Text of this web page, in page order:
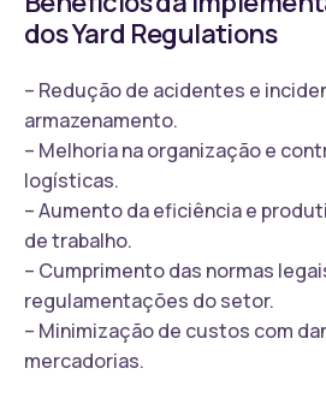
dos Yard Regulations
– Redução de acidentes e
armazenamento.
– Melhoria na organização e
logísticas.
– Aumento da eficiência e
de trabalho.
– Cumprimento das normas
regulamentações do setor.
– Minimização de custos com
mercadorias.